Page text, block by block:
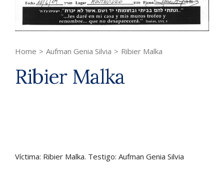
Home > Aufman Genia Silvia > Ribier Malka
Ribier Malka
Víctima: Ribier Malka. Testigo: Aufman Genia Silvia